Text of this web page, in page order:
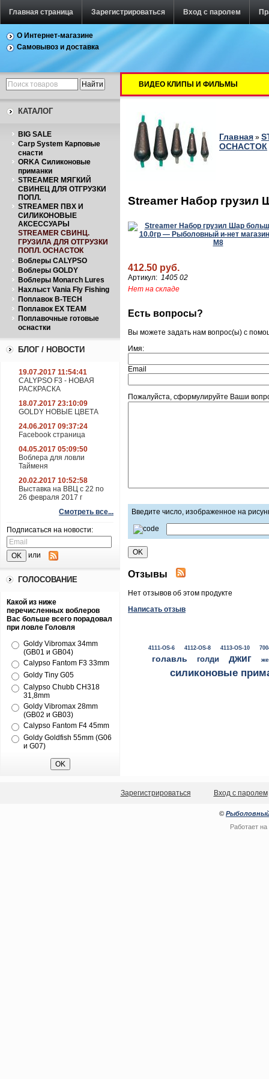
Главная страница Зарегистрироваться Вход с паролем
О Интернет-магазине
Самовывоз и доставка
КАТАЛОГ
BIG SALE
Carp System Карповые
снасти
ORKA Силиконовые
приманки
STREAMER МЯГКИЙ
СВИНЕЦ ДЛЯ ОТГРУЗКИ
ПОПЛ.
STREAMER ПВХ И
СИЛИКОНОВЫЕ
АКСЕССУАРЫ
STREAMER СВИНЦ.
ГРУЗИЛА ДЛЯ ОТГРУЗКИ
ПОПЛ. ОСНАСТОК
Воблеры CALYPSO
Воблеры GOLDY
Воблеры Monarch Lures
Нахлыст Vania Fly Fishing
Поплавок B-TECH
Поплавок EX TEAM
Поплавочные готовые
оснастки
БЛОГ / НОВОСТИ
19.07.2017 11:54:41
CALYPSO F3 - НОВАЯ
РАСКРАСКА
18.07.2017 23:10:09
GOLDY НОВЫЕ ЦВЕТА
24.06.2017 09:37:24
Facebook страница
04.05.2017 05:09:50
Воблера для ловли
Тайменя
20.02.2017 10:52:58
Выставка на ВВЦ с 22 по
26 февраля 2017 г
Смотреть все...
Подписаться на новости:
или
ГОЛОСОВАНИЕ
Какой из ниже
перечисленных воблеров
Вас больше всего порадовал
при ловле Головля
Goldy Vibromax 34mm
(GB01 и GB04)
Calypso Fantom F3 33mm
Goldy Tiny G05
Calypso Chubb CH318
31,8mm
Goldy Vibromax 28mm
(GB02 и GB03)
Calypso Fantom F4 45mm
Goldy Goldfish 55mm (G06
и G07)
ВИДЕО КЛИПЫ И ФИЛЬМЫ
Главная »
ОСНАСТОК
Streamer Набор грузил
412.50 руб.
Артикул: 1405 02
Нет на складе
Есть вопросы?
Вы можете задать нам вопрос(ы) с
Имя:
Email
Пожалуйста, сформулируйте Ваши
Введите число, изображенное на
Отзывы
Нет отзывов об этом продукте
Написать отзыв
4111-OS-6 4112-OS-8 4113-OS-10
голавль голди джиг
силиконовые
Зарегистрироваться Вход с паролем
© Рыболовный
Работает